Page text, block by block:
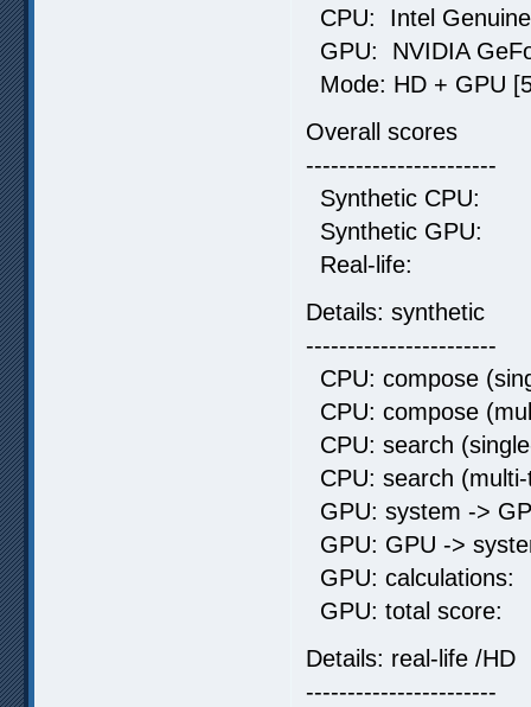
CPU: Intel
GPU: NVIDIA
Mode: HD + GPU
Overall scores
-----------------------
Synthetic
Synthetic
Real-life:
Details: synthetic
-----------------------
CPU: compose
CPU: compose
CPU: search
CPU: search
GPU: system ->
GPU: GPU ->
GPU:
GPU: total
Details: real-life /HD
-----------------------